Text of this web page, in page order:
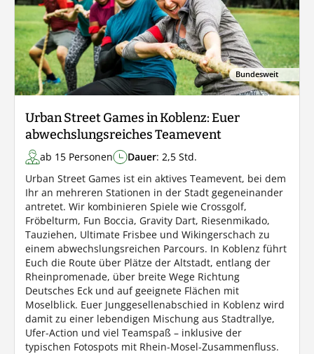
Bundesweit
Urban Street Games in Koblenz: Euer
abwechslungsreiches Teamevent
ab 15 Personen Dauer: 2,5 Std.
Urban Street Games ist ein aktives Teamevent, bei dem
Ihr an mehreren Stationen in der Stadt gegeneinander
antretet. Wir kombinieren Spiele wie Crossgolf,
Fröbelturm, Fun Boccia, Gravity Dart, Riesenmikado,
Tauziehen, Ultimate Frisbee und Wikingerschach zu
einem abwechslungsreichen Parcours. In Koblenz führt
Euch die Route über Plätze der Altstadt, entlang der
Rheinpromenade, über breite Wege Richtung
Deutsches Eck und auf geeignete Flächen mit
Moselblick. Euer Junggesellenabschied in Koblenz wird
damit zu einer lebendigen Mischung aus Stadtrallye,
Ufer-Action und viel Teamspaß – inklusive der
typischen Fotospots mit Rhein-Mosel-Zusammenfluss.